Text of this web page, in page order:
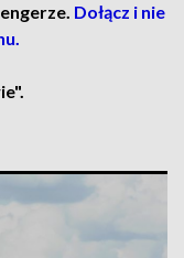
Dołącz i nie